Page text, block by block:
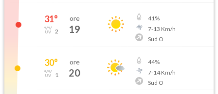
31°
2
ore
19
41%
7-13 Km/h
Sud O
30°
1
ore
20
44%
7-14Km/h
Sud O